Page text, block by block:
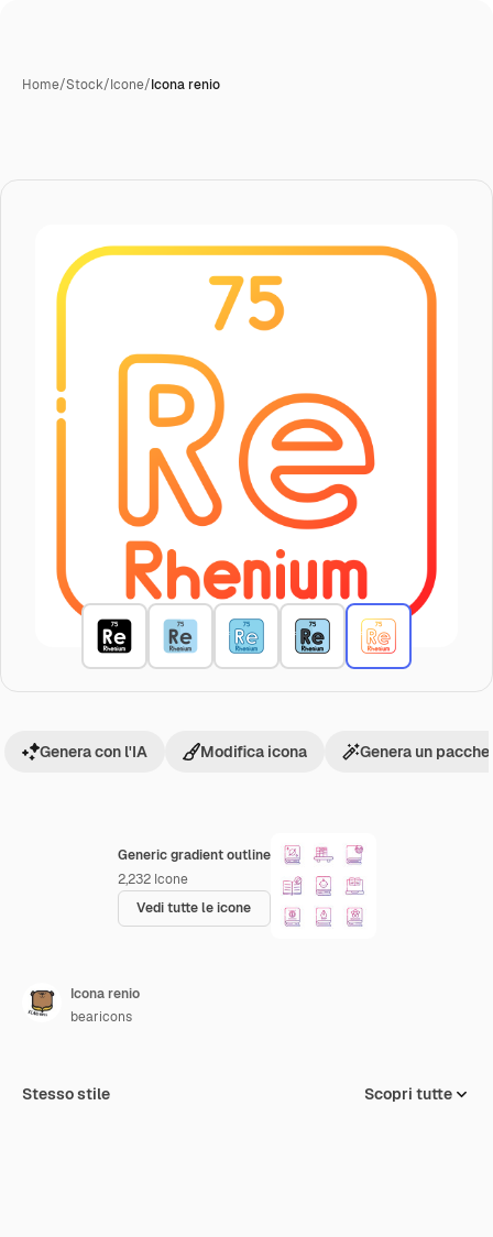
Home/Stock/Icone/Icona renio
Generic gradient outline
2,232 Icone
Vedi tutte le icone
Genera con l'IA Modifica icona Genera un
Icona renio
bearicons
Stesso stile Scopri tutte